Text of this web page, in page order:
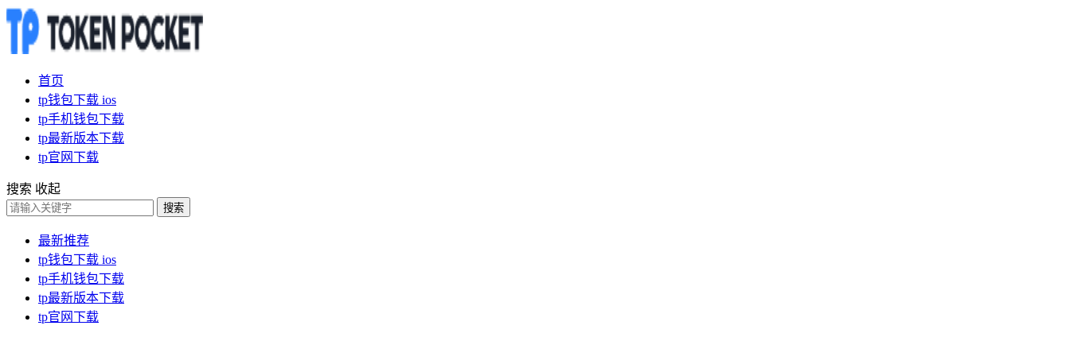
首页
tp钱包下载 ios
tp手机钱包下载
tp最新版本下载
tp官网下载
搜索 收起
搜索
最新推荐
tp钱包下载 ios
tp手机钱包下载
tp最新版本下载
tp官网下载